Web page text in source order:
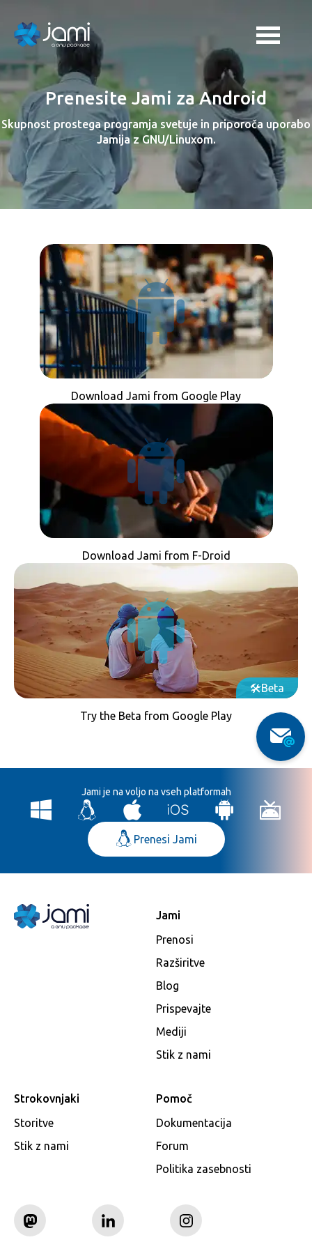
Prenesite Jami za Android
Skupnost prostega programja svetuje in priporoča uporabo
Jamija z GNU/Linuxom.
Download Jami from Google Play
Download Jami from F-Droid
Try the Beta from Google Play
Beta
Jami je na voljo na vseh platformah
Prenesi Jami
Jami
Prenosi
Razširitve
Blog
Prispevajte
Mediji
Stik z nami
Strokovnjaki
Storitve
Stik z nami
Pomoč
Dokumentacija
Forum
Politika zasebnosti